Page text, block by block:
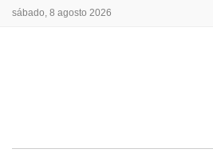
sábado, 8 agosto 2026